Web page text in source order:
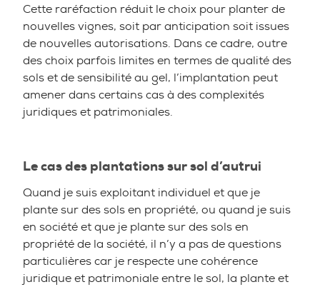
Cette raréfaction réduit le choix pour planter de
nouvelles vignes, soit par anticipation soit issues
de nouvelles autorisations. Dans ce cadre, outre
des choix parfois limites en termes de qualité des
sols et de sensibilité au gel, l’implantation peut
amener dans certains cas à des complexités
juridiques et patrimoniales.
Le cas des plantations sur sol d’autrui
Quand je suis exploitant individuel et que je
plante sur des sols en propriété, ou quand je suis
en société et que je plante sur des sols en
propriété de la société, il n’y a pas de questions
particulières car je respecte une cohérence
juridique et patrimoniale entre le sol, la plante et